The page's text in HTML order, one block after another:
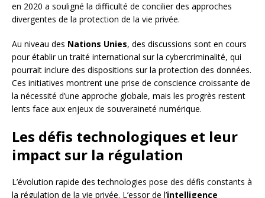
en 2020 a souligné la difficulté de concilier des approches
divergentes de la protection de la vie privée.
Au niveau des Nations Unies, des discussions sont en cours
pour établir un traité international sur la cybercriminalité, qui
pourrait inclure des dispositions sur la protection des données.
Ces initiatives montrent une prise de conscience croissante de
la nécessité d’une approche globale, mais les progrès restent
lents face aux enjeux de souveraineté numérique.
Les défis technologiques et leur
impact sur la régulation
L’évolution rapide des technologies pose des défis constants à
la régulation de la vie privée. L’essor de l’intelligence